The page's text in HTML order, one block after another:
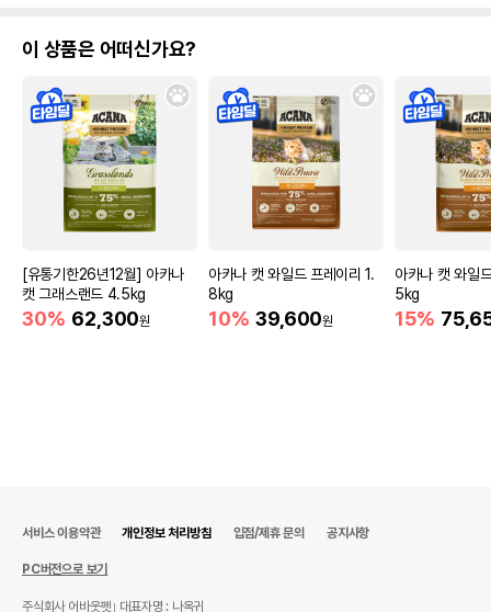
이 상품은 어떠신가요?
[유통기한26년12월] 아카나
캣 그래스랜드 4.5kg
30% 62,300원
아카나 캣 와일드 프레이리 1.
8kg
10% 39,600원
아카나 캣 와일
5kg
15%
서비스 이용약관 개인정보 처리방침 입점/제휴 문의 공지사항
PC버전으로 보기
주식회사 어바웃펫 대표자명 : 나옥귀